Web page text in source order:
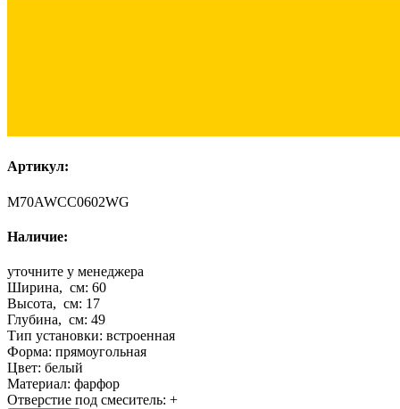
Артикул:
M70AWCC0602WG
Наличие:
уточните у менеджера
Ширина, см: 60
Высота, см: 17
Глубина, см: 49
Тип установки: встроенная
Форма: прямоугольная
Цвет: белый
Материал: фарфор
Отверстие под смеситель: +